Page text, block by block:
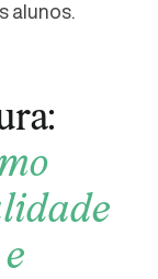
alunos.